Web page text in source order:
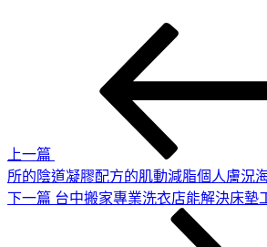
上一篇
所的陰道凝膠配方的肌動減脂個人膚況
下
下一篇 台中搬家專業洗衣店能解決床墊